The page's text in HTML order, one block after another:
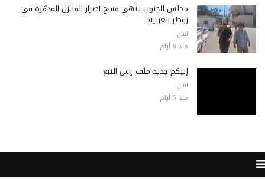
مجلس الجنوب ينهي مسح أضرار المنازل المدمّرة في
زوطر الغربية
لبنان
منذ 6 أيام
إليكم جديد ملف رأس النبع
لبنان
منذ 5 أيام